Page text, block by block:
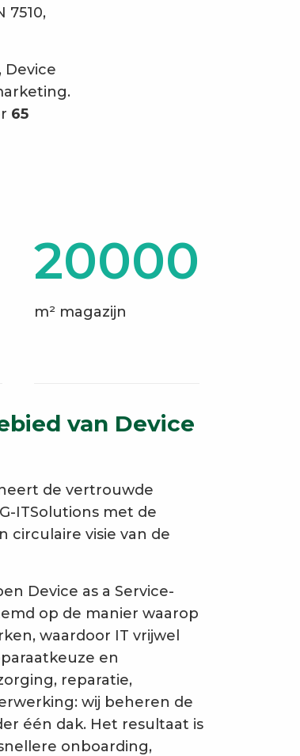
7510,
Device
65
20000
m² magazijn
van Device
de vertrouwde
ITSolutions met de
circulaire visie van de
Device as a Service-
op de manier waarop
waardoor IT vrijwel
en
reparatie,
wij beheren de
één dak. Het resultaat is
onboarding,